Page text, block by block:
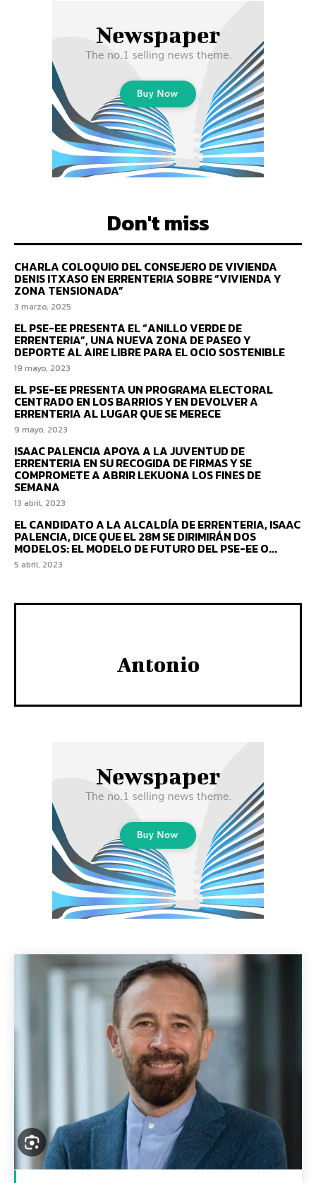
Don't miss
CHARLA COLOQUIO DEL CONSEJERO DE VIVIENDA
DENIS ITXASO EN ERRENTERIA SOBRE “VIVIENDA Y
ZONA TENSIONADA”
3 marzo, 2025
EL PSE-EE PRESENTA EL “ANILLO VERDE DE
ERRENTERIA”, UNA NUEVA ZONA DE PASEO Y
DEPORTE AL AIRE LIBRE PARA EL OCIO SOSTENIBLE
19 mayo, 2023
EL PSE-EE PRESENTA UN PROGRAMA ELECTORAL
CENTRADO EN LOS BARRIOS Y EN DEVOLVER A
ERRENTERIA AL LUGAR QUE SE MERECE
9 mayo, 2023
ISAAC PALENCIA APOYA A LA JUVENTUD DE
ERRENTERIA EN SU RECOGIDA DE FIRMAS Y SE
COMPROMETE A ABRIR LEKUONA LOS FINES DE
SEMANA
13 abril, 2023
EL CANDIDATO A LA ALCALDÍA DE ERRENTERIA, ISAAC
PALENCIA, DICE QUE EL 28M SE DIRIMIRÁN DOS
MODELOS: EL MODELO DE FUTURO DEL PSE-EE O...
5 abril, 2023
Antonio